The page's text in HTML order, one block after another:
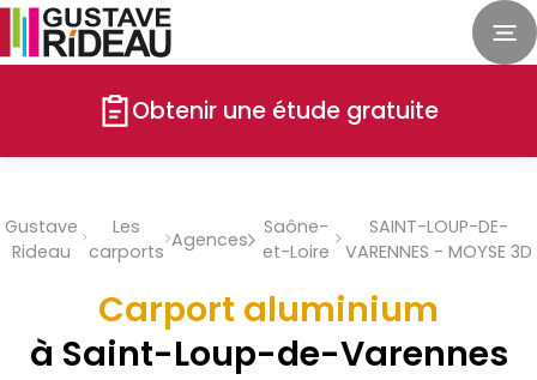
Obtenir une étude gratuite
Gustave
Rideau
Les
carports
Agences
Saône-
et-Loire
SAINT-LOUP-DE-
VARENNES - MOYSE 3D
Carport aluminium
à Saint-Loup-de-Varennes